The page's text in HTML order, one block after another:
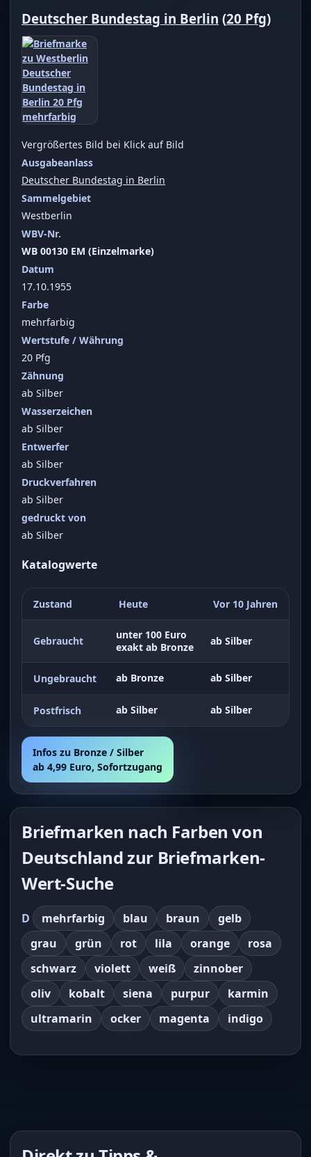
Deutscher Bundestag in Berlin (20 Pfg)
Vergrößertes Bild bei Klick auf Bild
Ausgabeanlass
Deutscher Bundestag in Berlin
Sammelgebiet
Westberlin
WBV-Nr.
WB 00130 EM (Einzelmarke)
Datum
17.10.1955
Farbe
mehrfarbig
Wertstufe / Währung
20 Pfg
Zähnung
ab Silber
Wasserzeichen
ab Silber
Entwerfer
ab Silber
Druckverfahren
ab Silber
gedruckt von
ab Silber
Katalogwerte
Zustand Heute Vor 10 Jahren
Gebraucht
unter 100 Euro
exakt ab Bronze
ab Silber
Ungebraucht ab Bronze ab Silber
Postfrisch ab Silber ab Silber
Infos zu Bronze / Silber
ab 4,99 Euro, Sofortzugang
Briefmarken nach Farben von
Deutschland zur Briefmarken-
Wert-Suche
D mehrfarbig blau braun
gelb
grau
grün rot lila orange
rosa
schwarz
violett weiß
zinnober
oliv
kobalt siena purpur
karmin
ultramarin
ocker magenta indigo